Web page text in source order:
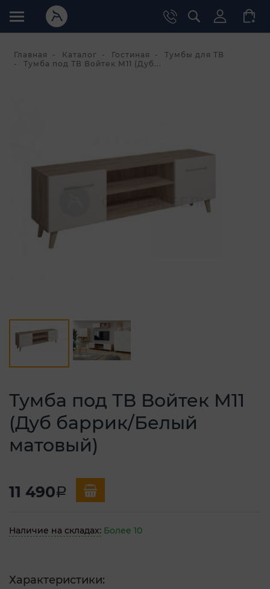
Главная Каталог Гостиная
Тумбы для ТВ
Тумба под ТВ Войтек М11 (Дуб...
Тумба под ТВ Войтек М11
(Дуб баррик/Белый
матовый)
11 490a
Наличие на складах: Более 10
Характеристики: